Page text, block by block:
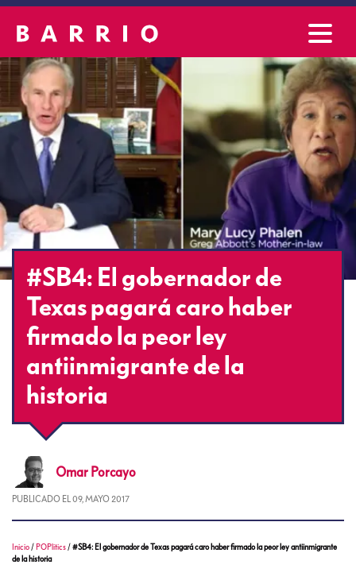
#SB4: El gobernador de
Texas pagará caro haber
firmado la peor ley
antiinmigrante de la
historia
Omar Porcayo
PUBLICADO EL 09, MAYO 2017
Inicio / POPlitics /#SB4: El gobernador de Texas pagará caro haber firmado la peor ley antiinmigrante
de la historia